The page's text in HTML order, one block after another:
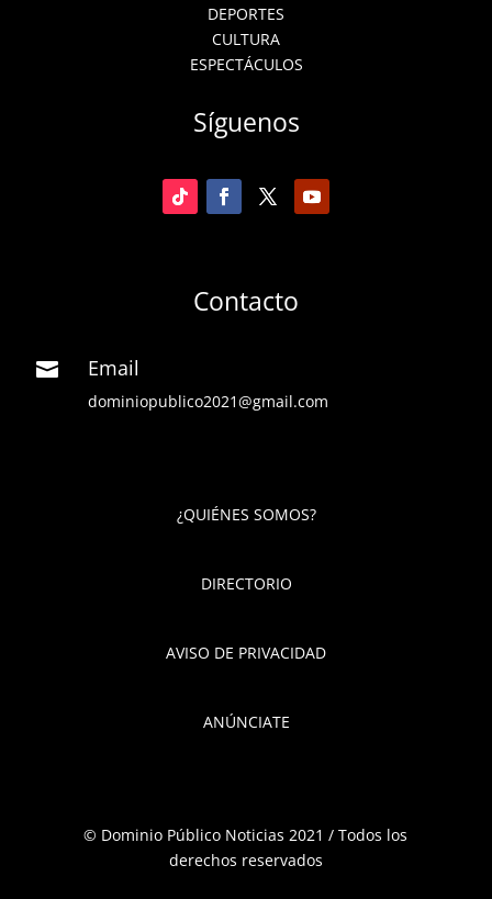
DEPORTES
CULTURA
ESPECTÁCULOS
Síguenos
Contacto
 Email
dominiopublico2021@gmail.com
¿QUIÉNES SOMOS?
DIRECTORIO
AVISO DE PRIVACIDAD
ANÚNCIATE
© Dominio Público Noticias 2021 / Todos los
derechos reservados